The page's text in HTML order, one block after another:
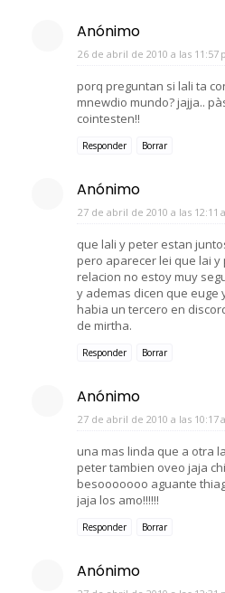
Anónimo
26 de abril de 2010 a las 11:57
porq preguntan si lali ta
mnewdio mundo? jajja..
cointesten!!
Responder Borrar
Anónimo
27 de abril de 2010 a las 12:11
que lali y peter estan
pero aparecer lei que lai
relacion no estoy muy
y ademas dicen que euge
habia un tercero en
de mirtha.
Responder Borrar
Anónimo
27 de abril de 2010 a las 10:17
una mas linda que a otra
peter tambien oveo jaja
besooooooo aguante
jaja los amo!!!!!!
Responder Borrar
Anónimo